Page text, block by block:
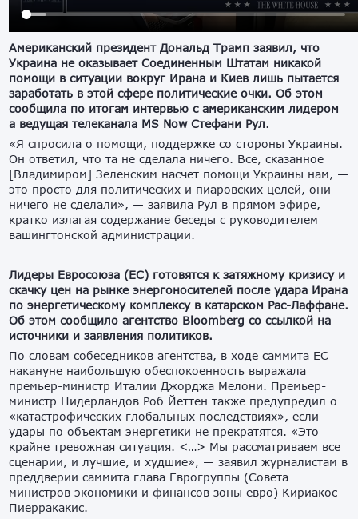
Американский президент Дональд Трамп заявил, что
Украина не оказывает Соединенным Штатам никакой
помощи в ситуации вокруг Ирана и Киев лишь пытается
заработать в этой сфере политические очки. Об этом
сообщила по итогам интервью с американским лидером
а ведущая телеканала MS Now Стефани Рул.
«Я спросила о помощи, поддержке со стороны Украины.
Он ответил, что та не сделала ничего. Все, сказанное
[Владимиром] Зеленским насчет помощи Украины нам, —
это просто для политических и пиаровских целей, они
ничего не сделали», — заявила Рул в прямом эфире,
кратко излагая содержание беседы с руководителем
вашингтонской администрации.
Лидеры Евросоюза (ЕС) готовятся к затяжному кризису и
скачку цен на рынке энергоносителей после удара Ирана
по энергетическому комплексу в катарском Рас-Лаффане.
Об этом сообщило агентство Bloomberg со ссылкой на
источники и заявления политиков.
По словам собеседников агентства, в ходе саммита ЕС
накануне наибольшую обеспокоенность выражала
премьер-министр Италии Джорджа Мелони. Премьер-
министр Нидерландов Роб Йеттен также предупредил о
«катастрофических глобальных последствиях», если
удары по объектам энергетики не прекратятся. «Это
крайне тревожная ситуация. <…> Мы рассматриваем все
сценарии, и лучшие, и худшие», — заявил журналистам в
преддверии саммита глава Еврогруппы (Совета
министров экономики и финансов зоны евро) Кириакос
Пиерракакис.